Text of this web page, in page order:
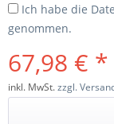
Ich habe die
genommen.
67,98 € *
inkl. MwSt.zzgl.